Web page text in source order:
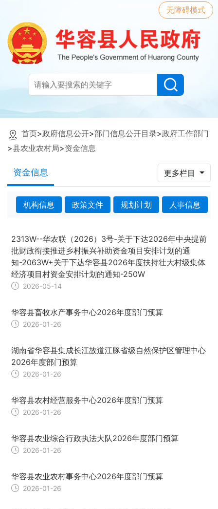
无障碍模式
首页>政府信息公开>部门信息公开目录>政府工作部门
>县农业农村局>资金信息
资金信息 更多栏目
机构信息 政策文件 规划计划 人事信息
2313W--华农联（2026）3号-关于下达2026年中央提前
批财政衔接推进乡村振兴补助资金项目安排计划的通
知-2063W+关于下达华容县2026年度扶持壮大村级集体
经济项目村资金安排计划的通知-250W
2026-05-14
华容县畜牧水产事务中心2026年度部门预算
2026-01-26
湖南省华容县集成长江故道江豚省级自然保护区管理中心
2026年度部门预算
2026-01-26
华容县农村经营服务中心2026年度部门预算
2026-01-26
华容县农业综合行政执法大队2026年度部门预算
2026-01-26
华容县农业农村事务中心2026年度部门预算
2026-01-26